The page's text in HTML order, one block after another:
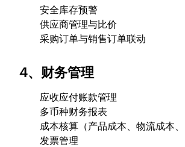
安全库存预警
供应商管理与比价
采购订单与销售订单联动
4、财务管理
应收应付账款管理
多币种财务报表
成本核算（产品成本、物流成本、
发票管理